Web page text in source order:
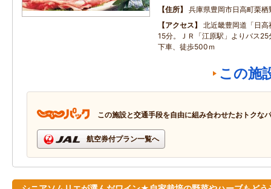
住所
兵庫県豊岡市日高町栗栖
アクセス
北近畿豊岡道「日
15分。ＪＲ「江原駅」よりバス
下車、徒歩500ｍ
この施
この施設と交通手段を自由に組み合わせたおトクな
航空券付プラン一覧へ